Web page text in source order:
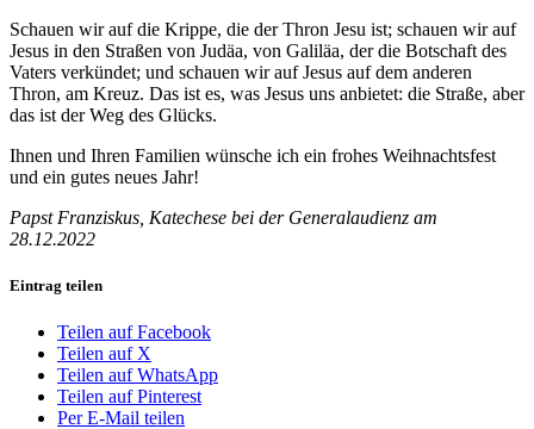
Schauen wir auf die Krippe, die der Thron Jesu ist; schauen wir auf
Jesus in den Straßen von Judäa, von Galiläa, der die Botschaft des
Vaters verkündet; und schauen wir auf Jesus auf dem anderen
Thron, am Kreuz. Das ist es, was Jesus uns anbietet: die Straße, aber
das ist der Weg des Glücks.
Ihnen und Ihren Familien wünsche ich ein frohes Weihnachtsfest
und ein gutes neues Jahr!
Papst Franziskus, Katechese bei der Generalaudienz am
28.12.2022
Eintrag teilen
Teilen auf Facebook
Teilen auf X
Teilen auf WhatsApp
Teilen auf Pinterest
Per E-Mail teilen